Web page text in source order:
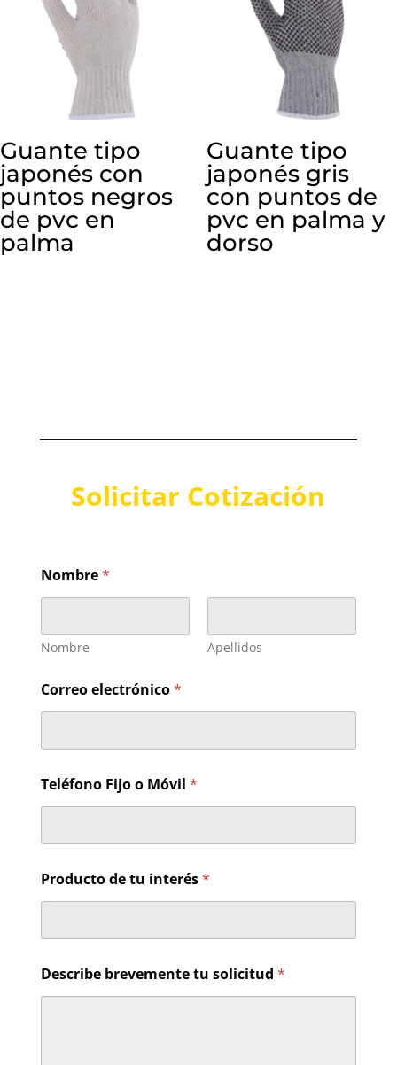
Guante tipo
japonés con
puntos negros
de pvc en
palma
Guante tipo
japonés gris
con puntos de
pvc en palma y
dorso
Solicitar Cotización
o
l
c
i
u
d
C
r
e
*
Nombre*
Nombre Apellidos
Correo electrónico*
Teléfono Fijo o Móvil *
Producto de tu interés*
Describe brevemente tu solicitud *